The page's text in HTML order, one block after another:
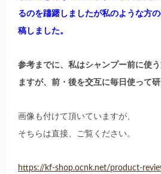
るのを躊躇しましたが私のような方
稿しました。
参考までに、私はシャンプー前に使
ますが、前・後を交互に毎日使って
画像も付けて頂いていますが、
そちらは直接、ご覧ください。
https://kf-shop.ocnk.net/product-